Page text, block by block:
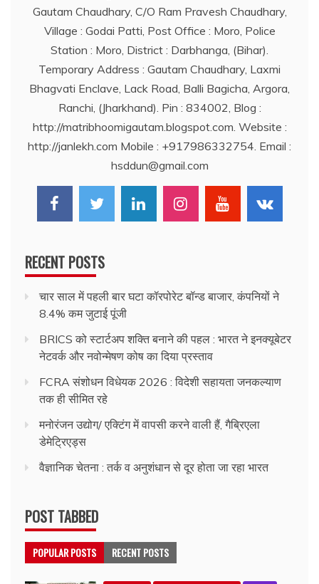
Gautam Chaudhary, C/O Ram Pravesh Chaudhary,
Village : Godai Patti, Post Office : Moro, Police
Station : Moro, District : Darbhanga, (Bihar).
Temporary Address : Gautam Chaudhary, Laxmi
Bhagvati Enclave, Lack Road, Balli Bagicha, Argora,
Ranchi, (Jharkhand). Pin : 834002, Blog :
http://matribhoomigautam.blogspot.com. Website :
http://janlekh.com Mobile : +917986332754. Email :
hsddun@gmail.com
RECENT POSTS
चार साल में पहली बार घटा कॉरपोरेट बॉन्ड बाजार, कंपनियों ने
8.4% कम जुटाई पूंजी
BRICS को स्टार्टअप शक्ति बनाने की पहल : भारत ने इनक्यूबेटर
नेटवर्क और नवोन्मेषण कोष का दिया प्रस्ताव
FCRA संशोधन विधेयक 2026 : विदेशी सहायता जनकल्याण
तक ही सीमित रहे
मनोरंजन उद्योग/ एक्टिंग में वापसी करने वाली हैं, गैब्रिएला
डेमेट्रिएड्स
वैज्ञानिक चेतना : तर्क व अनुशंधान से दूर होता जा रहा भारत
POST TABBED
POPULAR POSTS RECENT POSTS